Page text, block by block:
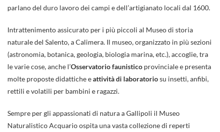
parlano del duro lavoro dei campi e dell’artigianato locali dal 1600.
Intrattenimento assicurato per i più piccoli al Museo di storia
naturale del Salento, a Calimera. Il museo, organizzato in più sezioni
(astronomia, botanica, geologia, biologia marina, etc.), accoglie, tra
le varie cose, anche l’Osservatorio faunistico provinciale e presenta
molte proposte didattiche eattività di laboratoriosu insetti, anfibi,
rettili e volatili per bambini e ragazzi.
Sempre per gli appassionati di natura a Gallipoli il Museo
Naturalistico Acquario ospita una vasta collezione di reperti